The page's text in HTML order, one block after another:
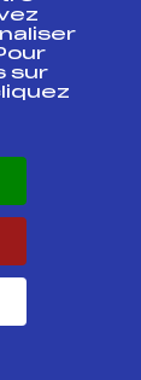
FFS
FFS
FFS
FFS
sur